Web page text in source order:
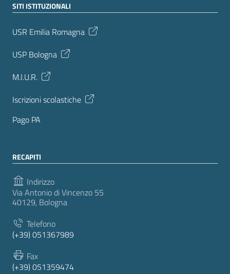
SITI ISTITUZIONALI
USR Emilia Romagna
USP Bologna
M.I.U.R.
Iscrizioni scolastiche
Pago PA
RECAPITI
Indirizzo
Via Antonio di Vincenzo 55
40129, Bologna
Telefono
(+39) 051367989
Fax
(+39) 051359474